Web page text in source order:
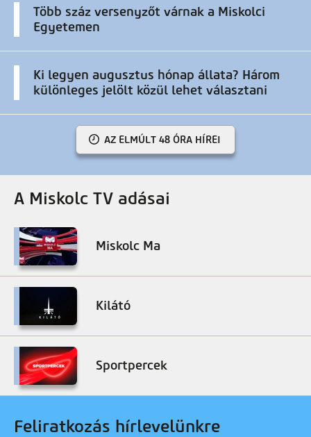
Több száz versenyzőt várnak a Miskolci
Egyetemen
Ki legyen augusztus hónap állata? Három
különleges jelölt közül lehet választani
AZ ELMÚLT 48 ÓRA HÍREI
A Miskolc TV adásai
Miskolc Ma
Kilátó
Sportpercek
Feliratkozás hírlevelünkre